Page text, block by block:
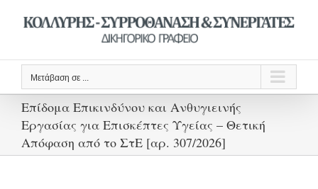
Μετάβαση σε ...
Επίδομα Επικινδύνου και Ανθυγιεινής
Εργασίας για Επισκέπτες Υγείας – Θετική
Απόφαση από το ΣτΕ [αρ. 307/2026]